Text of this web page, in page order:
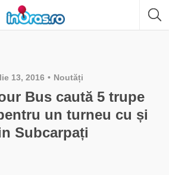
13, 2016 Noutăți
Bus caută 5 trupe
un turneu cu și
Subcarpați